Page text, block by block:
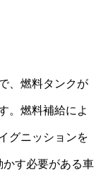
、燃料タンクが
。燃料補給によ
グニッションを
す必要がある車